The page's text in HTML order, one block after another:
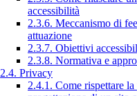
accessibilità
2.3.6. Meccanismo di
attuazione
2.3.7. Obiettivi
2.3.8. Normativa e
2.4. Privacy
2.4.1. Come rispettare